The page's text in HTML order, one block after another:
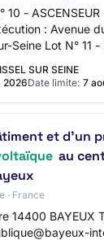
10 -
: Avenue
Seine Lot N° 11 -
SUR SEINE
2026Date limite: 7
et d'un
au
· France
14400 BAYEUX